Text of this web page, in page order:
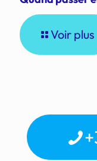
Voir plus